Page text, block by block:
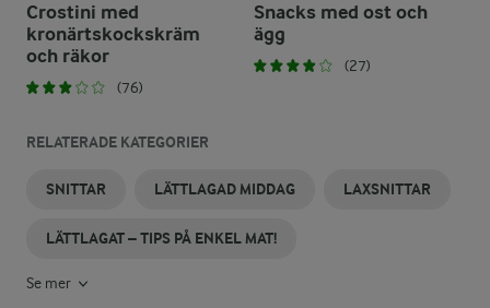
Crostini med
kronärtskockskräm
och räkor
(76)
Snacks med ost och
ägg
(27)
RELATERADE KATEGORIER
SNITTAR LÄTTLAGAD MIDDAG LAXSNITTAR
LÄTTLAGAT – TIPS PÅ ENKEL MAT!
Se mer